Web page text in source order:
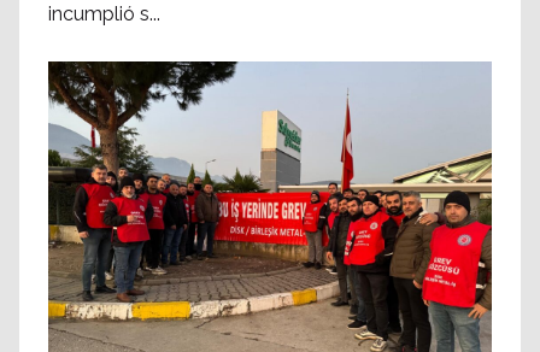
incumplió s...